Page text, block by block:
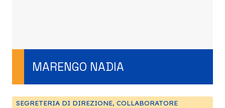
MARENGO NADIA
SEGRETERIA DI DIREZIONE, COLLABORATORE